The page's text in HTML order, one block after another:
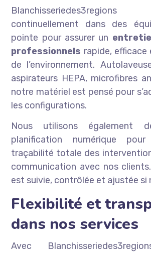
continuellement dans des
pointe pour assurer un
professionnels rapide,
de l’environnement.
aspirateurs HEPA, microfibres
notre matériel est pensé pour
les configurations.
Nous utilisons également
planification numérique
traçabilité totale des
communication avec nos
est suivie, contrôlée et ajustée si
Flexibilité et
dans nos services
Avec